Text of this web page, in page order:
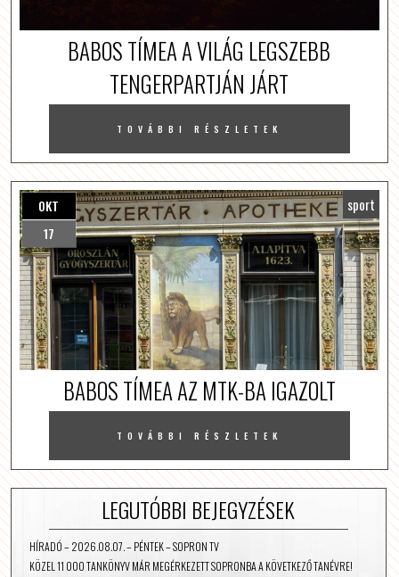
BABOS TÍMEA A VILÁG LEGSZEBB
TENGERPARTJÁN JÁRT
TOVÁBBI RÉSZLETEK
OKT
17
sport
BABOS TÍMEA AZ MTK-BA IGAZOLT
TOVÁBBI RÉSZLETEK
LEGUTÓBBI BEJEGYZÉSEK
HÍRADÓ – 2026.08.07. – PÉNTEK – SOPRON TV
KÖZEL 11 000 TANKÖNYV MÁR MEGÉRKEZETT SOPRONBA A KÖVETKEZŐ TANÉVRE!